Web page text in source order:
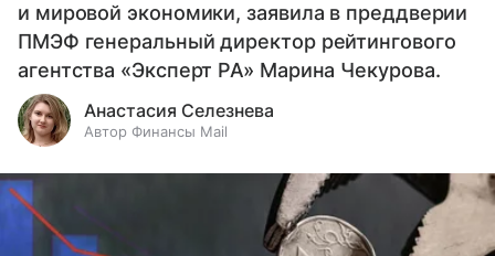
и мировой экономики, заявила в преддверии
ПМЭФ генеральный директор рейтингового
агентства «Эксперт РА» Марина Чекурова.
Анастасия Селезнева
Автор Финансы Mail